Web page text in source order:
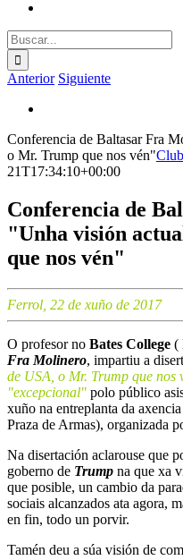
Buscar:
Anterior Siguiente
más
grande
Conferencia de Baltasar Fra
o Mr. Trump que nos vén"
21T17:34:10+00:00
Conferencia de
"Unha visión
que nos vén"
Ferrol, 22 de xuño de 2017
O profesor no Bates College (
Fra Molinero, impartiu a
de USA, o Mr. Trump que nos
"excepcional" polo público
xuño na entreplanta da
Praza de Armas), organizada
Na disertación aclarouse que
goberno de Trump na que xa
que posible, un cambio da
sociais alcanzados ata agora,
en fin, todo un porvir.
Tamén deu a súa visión de